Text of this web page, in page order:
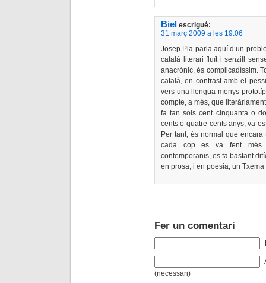
Biel escrigué:
31 març 2009 a les 19:06
Josep Pla parla aquí d’un
català literari fluït i senzill
anacrònic, és complicadíssim.
català, en contrast amb el
vers una llengua menys
compte, a més, que
fa tan sols cent cinquanta o
cents o quatre-cents anys, va
Per tant, és normal que
cada cop es va fent més
contemporanis, es fa bastant
en prosa, i en poesia, un
Fer un comentari
(necessari)